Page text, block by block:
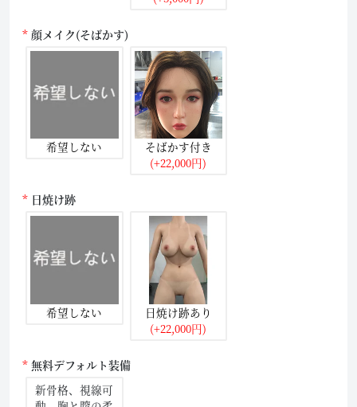
顔メイク(そばかす)
希望しない
そばかす付き
(+22,000円)
日焼け跡
希望しない
日焼け跡あり
(+22,000円)
無料デフォルト装備
新骨格、視線可